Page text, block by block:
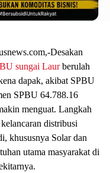
Desakan
sungai Laurberulah
dapak, akibat SPBU
SPBU 64.788.16
menguat. Langkah
distribusi
khususnya Solar dan
utama masyarakat di